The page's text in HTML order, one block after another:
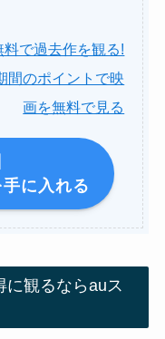
で過去作を観る!
間のポイントで映
画を無料で見る
に入れる
観るならauス